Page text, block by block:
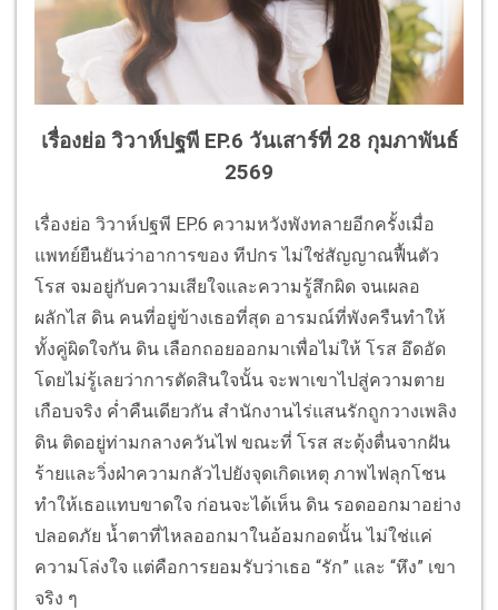
เรื่องย่อ วิวาห์ปฐพี EP.6 วันเสาร์ที่ 28 กุมภาพันธ์
2569
เรื่องย่อ วิวาห์ปฐพี EP.6 ความหวังพังทลายอีกครั้งเมื่อ
แพทย์ยืนยันว่าอาการของ ทีปกร ไม่ใช่สัญญาณฟื้นตัว
โรส จมอยู่กับความเสียใจและความรู้สึกผิด จนเผลอ
ผลักไส ดิน คนที่อยู่ข้างเธอที่สุด อารมณ์ที่พังครืนทำให้
ทั้งคู่ผิดใจกัน ดิน เลือกถอยออกมาเพื่อไม่ให้ โรส อึดอัด
โดยไม่รู้เลยว่าการตัดสินใจนั้น จะพาเขาไปสู่ความตาย
เกือบจริง ค่ำคืนเดียวกัน สำนักงานไร่แสนรักถูกวางเพลิง
ดิน ติดอยู่ท่ามกลางควันไฟ ขณะที่ โรส สะดุ้งตื่นจากฝัน
ร้ายและวิ่งฝ่าความกลัวไปยังจุดเกิดเหตุ ภาพไฟลุกโชน
ทำให้เธอแทบขาดใจ ก่อนจะได้เห็น ดิน รอดออกมาอย่าง
ปลอดภัย น้ำตาที่ไหลออกมาในอ้อมกอดนั้น ไม่ใช่แค่
ความโล่งใจ แต่คือการยอมรับว่าเธอ “รัก” และ “หึง” เขา
จริง ๆ